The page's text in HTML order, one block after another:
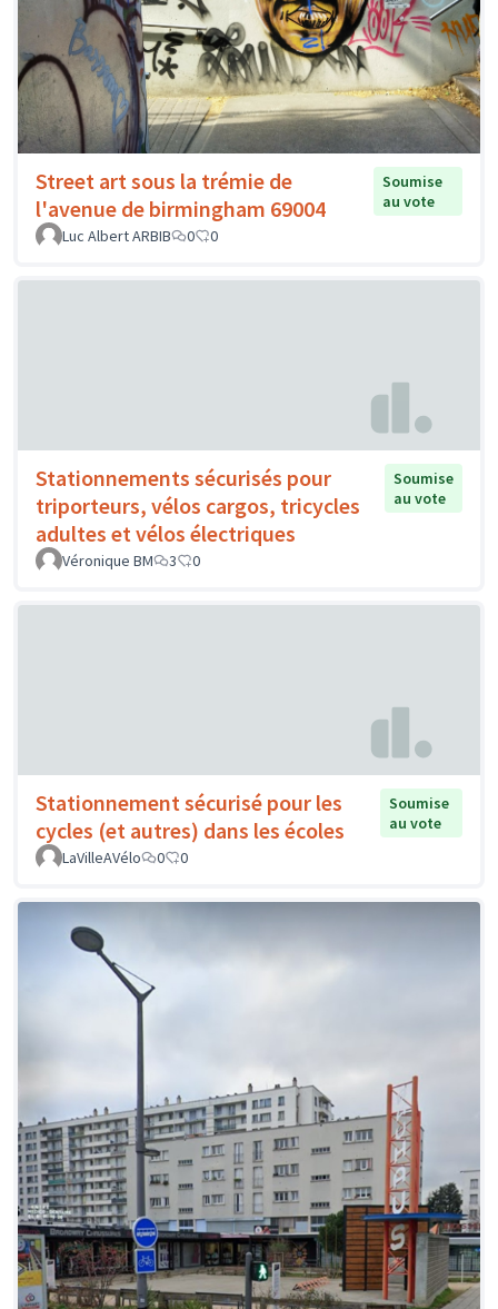
Street art sous la trémie de
l'avenue de birmingham 69004
Soumise
au vote
Luc Albert ARBIB
0 0
Stationnements sécurisés pour
triporteurs, vélos cargos, tricycles
adultes et vélos électriques
Soumise
au vote
Véronique BM 3 0
Stationnement sécurisé pour les
cycles (et autres) dans les écoles
Soumise
au vote
LaVilleAVélo
0 0